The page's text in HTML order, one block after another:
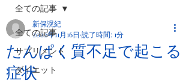
全ての記事
サプリメント
ダイエット
全ての記事
たんぱく質不足で起こる
症状
新保滉紀
2022年11月16日 読了時間: 1分